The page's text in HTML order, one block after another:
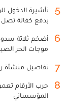
5
بدفع كفالة تصل إلى 20 ألف
6
أضخم ثلاثة
موجات الحر
7 تفاصيل منشأة
8
حرب الأرقام
المؤسساتي